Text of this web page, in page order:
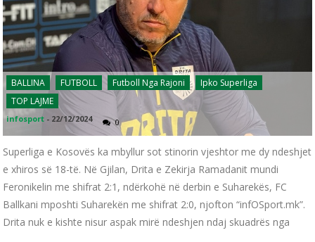
BALLINA FUTBOLL Futboll Nga Rajoni
Ipko Superliga
TOP LAJME
infosport - 22/12/2024 0
Superliga e Kosovës ka mbyllur sot stinorin vjeshtor me dy ndeshjet
e xhiros së 18-të. Në Gjilan, Drita e Zekirja Ramadanit mundi
Feronikelin me shifrat 2:1, ndërkohë në derbin e Suharekës, FC
Ballkani mposhti Suharekën me shifrat 2:0, njofton “infOSport.mk”.
Drita nuk e kishte nisur aspak mirë ndeshjen ndaj skuadrës nga